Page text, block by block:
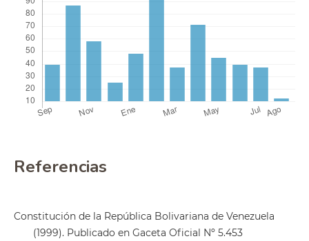
Referencias
Constitución de la República Bolivariana de Venezuela
(1999). Publicado en Gaceta Oficial Nº 5.453